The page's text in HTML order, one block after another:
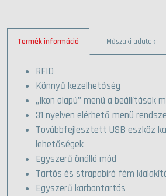
Termék információ Műszaki adatok
RFID
Könnyű kezelhetőség
„Ikon alapú” menü a beállítások
31 nyelven elérhető menü
Továbbfejlesztett USB eszköz
lehetőségek
Egyszerű önálló mód
Tartós és strapabíró fém
Egyszerű karbantartás